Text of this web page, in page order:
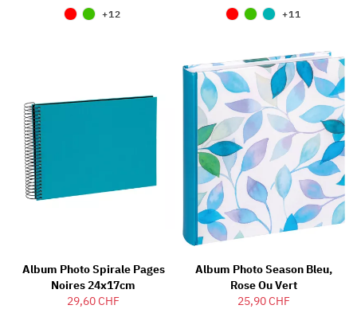
+12 +11
Album Photo Spirale Pages
Noires 24x17cm
29,60 CHF
Album Photo Season Bleu,
Rose Ou Vert
25,90 CHF